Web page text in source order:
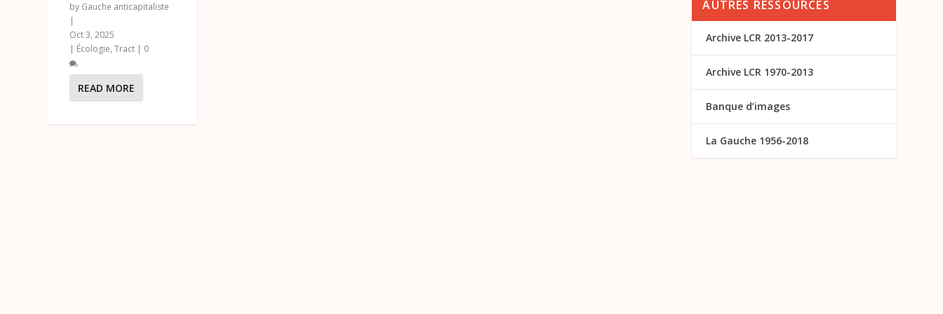
by Gauche anticapitaliste
|
Oct 3, 2025
| Écologie,Tract | 0
READ MORE
AUTRES RESSOURCES
Archive LCR 2013-2017
Archive LCR 1970-2013
Banque d’images
La Gauche 1956-2018